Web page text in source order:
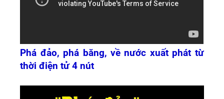
Phá đảo, phá băng, về nước xuất phát từ
thời điện tử 4 nút